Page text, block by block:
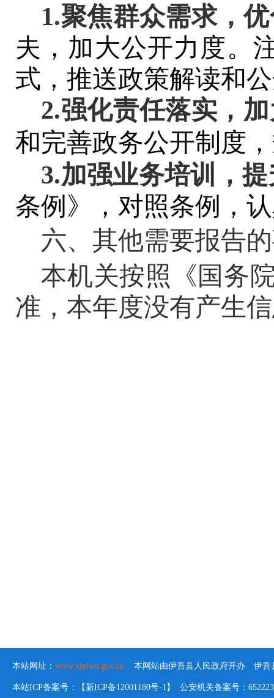
1.聚焦群众需求，
夫，加大公开力度。
式 ，推送政策解读和
2.强化责任落实，
和完善政务公开制度
3.加强业务培训，
条例》，对照条例，
六、其他需要报告
本机关按照《国务
准，本年度没有产生
本站网址： www.xjyiwu.gov.cn 本网站由伊吾县人民政府开办 伊吾
本站ICP备案号：【新ICP备12001180号-1】 公安机关备案号：